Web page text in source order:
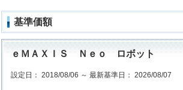
基準価額
ｅＭＡＸＩＳ Ｎｅｏ ロボット
設定日： 2018/08/06 ～ 最新基準日： 2026/08/07